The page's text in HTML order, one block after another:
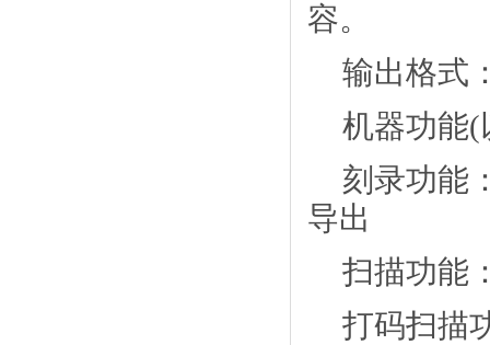
容。
输出格式
机器功能(
刻录功能
导出
扫描功能
打码扫描